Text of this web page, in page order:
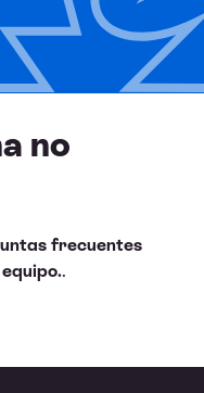
no
frecuentes
.